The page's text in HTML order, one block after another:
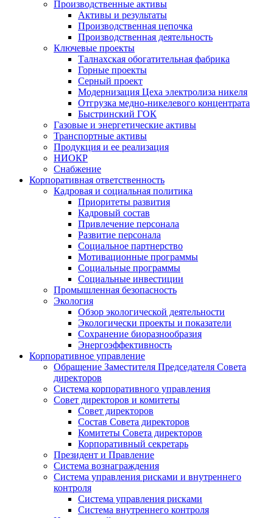
Производственные активы
Активы и результаты
Производственная цепочка
Производственная деятельность
Ключевые проекты
Талнахская обогатительная фабрика
Горные проекты
Серный проект
Модернизация Цеха электролиза никеля
Отгрузка медно-никелевого концентрата
Быстринский ГОК
Газовые и энергетические активы
Транспортные активы
Продукция и ее реализация
НИОКР
Снабжение
Корпоративная ответственность
Кадровая и социальная политика
Приоритеты развития
Кадровый состав
Привлечение персонала
Развитие персонала
Социальное партнерство
Мотивационные программы
Социальные программы
Социальные инвестиции
Промышленная безопасность
Экология
Обзор экологической деятельности
Экологически проекты и показатели
Сохранение биоразнообразия
Энергоэффективность
Корпоративное управление
Обращение Заместителя Председателя Совета
директоров
Система корпоративного управления
Совет директоров и комитеты
Совет директоров
Состав Совета директоров
Комитеты Совета директоров
Корпоративный секретарь
Президент и Правление
Система вознаграждения
Система управления рисками и внутреннего
контроля
Система управления рисками
Система внутреннего контроля